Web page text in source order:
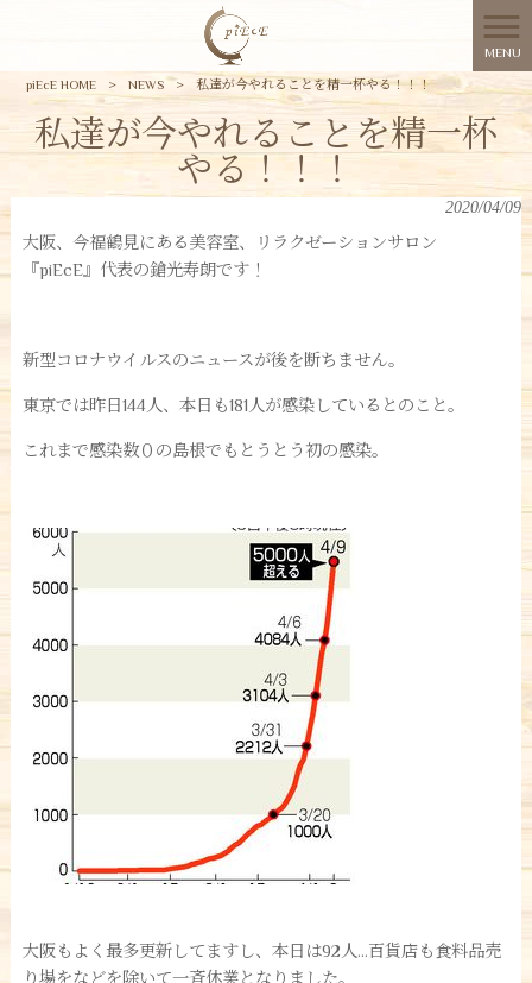
MENU
piEcE HOME > NEWS > 私達が今やれることを精一杯やる！！！
私達が今やれることを精一杯
やる！！！
2020/04/09
大阪、今福鶴見にある美容室、リラクゼーションサロン
『piEcE』代表の鎗光寿朗です！
新型コロナウイルスのニュースが後を断ちません。
東京では昨日144人、本日も181人が感染しているとのこと。
これまで感染数０の島根でもとうとう初の感染。
大阪もよく最多更新してますし、本日は92人…百貨店も食料品売
り場をなどを除いて一斉休業となりました。